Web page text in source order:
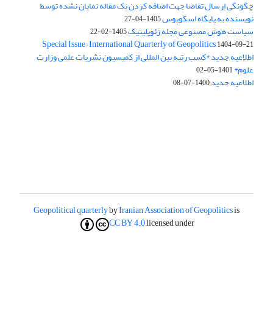
چگونگی ارسال تقاضا جهت اضافه کردن یک مقاله نمایان نشده توسط
نویسنده به پایگاه اسکوپوس1405-04-27
سیاست هوش مصنوعی مجله ژئوپلیتیک1405-02-22
Special Issue – International Quarterly of Geopolitics1404-09-21
اطلاعیه جدید *کسب رتبه بین المللی از کمیسیون نشریات علمی وزارت
علوم*1401-05-02
اطلاعیه جدید1400-07-08
Geopolitical quarterlybyIranian Association of Geopoliticsis
licensed under
CC BY 4.0